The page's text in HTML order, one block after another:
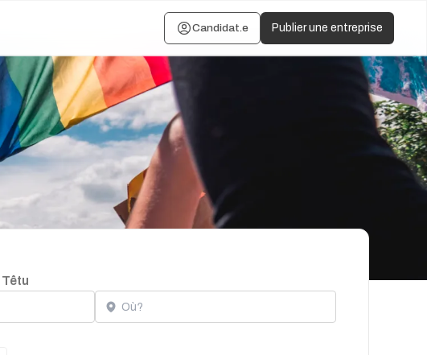
Candidat.e Publier une entreprise
Têtu
Localisation